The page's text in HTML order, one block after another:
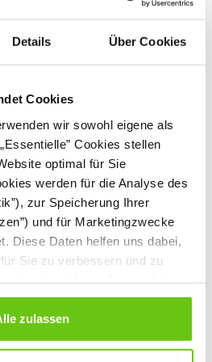
Details Über Cookies
Cookies
wir sowohl eigene als
Cookies stellen
optimal für Sie
werden für die Analyse des
zur Speicherung Ihrer
und für Marketingzwecke
Diese Daten helfen uns dabei,
Sie zu verbessern und zu
Sie Ihre Zustimmung,
– in diesem Fall werden nur
den Besuch unserer Website
zulassen
Preisermäßigung:
%
Radiergummi B, 10
Stck.
Produktnummer: